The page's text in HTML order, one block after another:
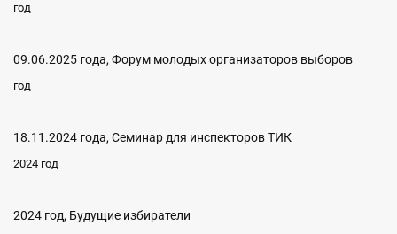
год
09.06.2025 года, Форум молодых организаторов выборов
год
18.11.2024 года, Семинар для инспекторов ТИК
2024 год
2024 год, Будущие избиратели